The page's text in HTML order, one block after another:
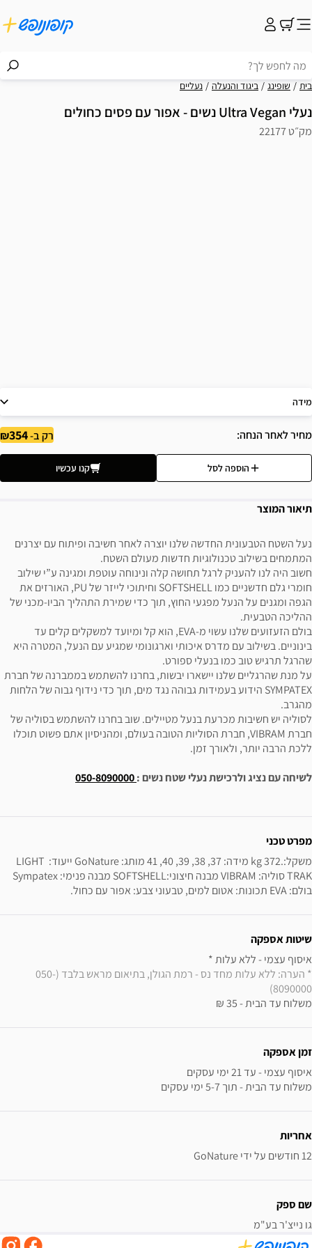
בית שופינג ביגוד והנעלה נעליים
נעלי Ultra Vegan נשים - אפור עם פסים כחולים
מק״ט 22177
מידה
מחיר לאחר הנחה רק ב-354
הוספה לסל קנו עכשיו
תיאור המוצר
נעל השטח הטבעונית החדשה שלנו יוצרה לאחר חשיבה ופיתוח עם יצרנים
המתמחים בשילוב טכנולוגיות חדשות מעולם השטח.
חשוב היה לנו להעניק לרגל תחושה קלה ונינוחה עוטפת ומגינה ע”י שילוב
חומרי גלם חדשניים כמו SOFTSHELL וחיתוכי לייזר של PU, האורזים את
הגפה ומגנים על הנעל מפגעי החוץ, תוך כדי שמירת התהליך הביו-מכני של
ההליכה הטבעית.
בולם הזעזועים שלנו עשוי מ-EVA, הוא קל ומיועד למשקלים קלים עד
בינוניים. בשילוב עם מדרס איכותי וארגונומי שמגיע עם הנעל, המטרה היא
שהרגל תרגיש טוב כמו בנעלי ספורט.
על מנת שהרגליים שלנו יישארו יבשות, בחרנו להשתמש בממברנה של חברת
SYMPATEX הידוע בעמידות גבוהה נגד מים, תוך כדי נידוף גבוה של הלחות
מהגרב.
לסוליה יש חשיבות מכרעת בנעל מטיילים. שוב בחרנו להשתמש בסוליה של
חברת VIBRAM, חברת הסוליות הטובה בעולם, ומהניסיון אתם פשוט תוכלו
ללכת הרבה יותר, ולאורך זמן.
לשיחה עם נציג ולרכישת נעלי שטח נשים :
מפרט טכני
משקל:.372 kg מידה: 37, 38, 39, 40, 41 מותג: GoNature ייעוד: LIGHT
בולם: EVA תכונות: אטום למים, טבעוני צבע: אפור עם כחול.
שיטות אספקה
איסוף עצמי - ללא עלות *
* הערה: ללא עלות מחד נס - רמת הגולן, בתיאום מראש בלבד (050-
8090000)
משלוח עד הבית - 35 ₪
זמן אספקה
משלוח עד הבית - תוך 5-7 ימי עסקים
אחריות
12 חודשים על ידי GoNature
שם ספק
גו נייצ'ר בע"מ